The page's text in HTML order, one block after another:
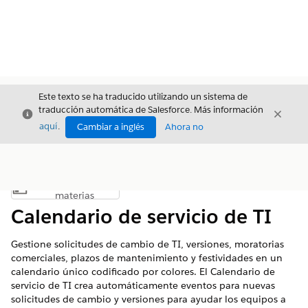
Cerrar
Este texto se ha traducido utilizando un sistema de
traducción automática de Salesforce. Más información
aquí. Cambiar a inglés Ahora no
Cerrar
Mostrar índice de materias
materias
Calendario de servicio de TI
Gestione solicitudes de cambio de TI, versiones, moratorias
comerciales, plazos de mantenimiento y festividades en un
calendario único codificado por colores. El Calendario de
servicio de TI crea automáticamente eventos para nuevas
solicitudes de cambio y versiones para ayudar los equipos a